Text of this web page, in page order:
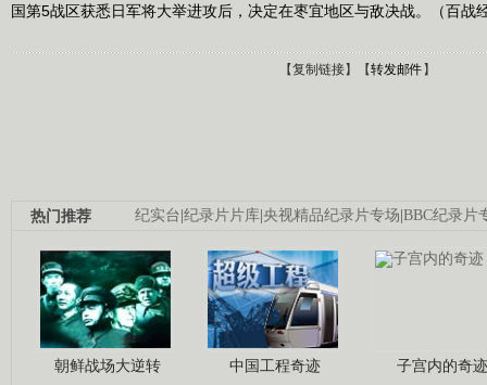
国第5战区获悉日军将大举进攻后，决定在枣宜地区与敌决战。（百战
【复制链接】【转发邮件】
纪实台|纪录片片库|央视精品纪录片专场|BBC纪录片
热门推荐
朝鲜战场大逆转 中国工程奇迹 子宫内的奇迹